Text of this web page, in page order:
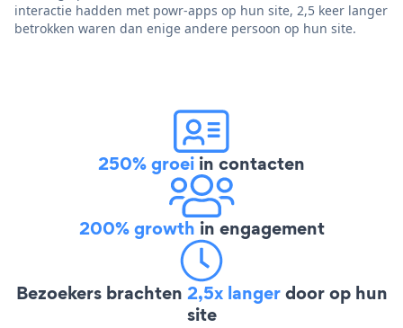
interactie hadden met powr-apps op hun site, 2,5 keer langer
betrokken waren dan enige andere persoon op hun site.
250% groei in contacten
200% growth in engagement
Bezoekers brachten 2,5x langerdoor op hun
site